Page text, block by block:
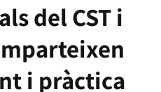
del CST i
i pràctica